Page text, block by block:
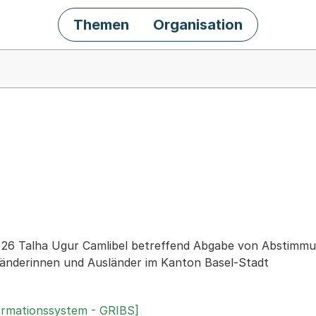
Themen Organisation
Talha Ugur Camlibel betreffend Abgabe von
und Ausländer im Kanton Basel-Stadt
- GRIBS]